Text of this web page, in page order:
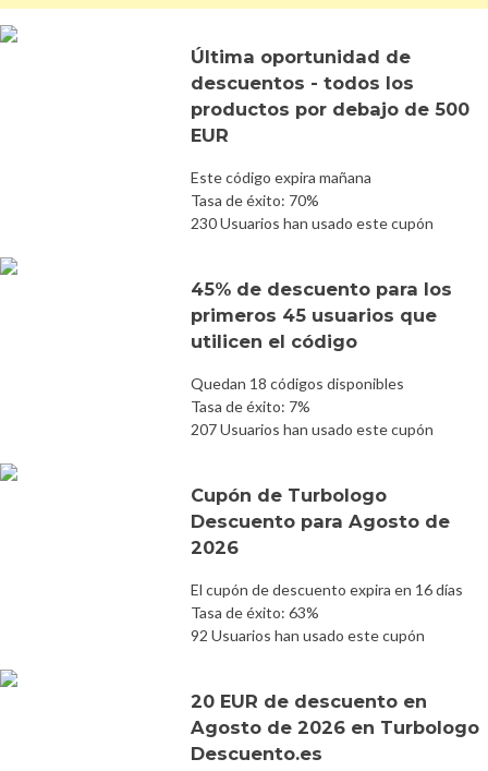
Última oportunidad de
descuentos - todos los
productos por debajo de 500
EUR
Este código expira mañana
Tasa de éxito: 70%
230 Usuarios han usado este cupón
45% de descuento para los
primeros 45 usuarios que
utilicen el código
Quedan 18 códigos disponibles
Tasa de éxito: 7%
207 Usuarios han usado este cupón
Cupón de Turbologo
Descuento para Agosto de
2026
El cupón de descuento expira en 16 días
Tasa de éxito: 63%
92 Usuarios han usado este cupón
20 EUR de descuento en
Agosto de 2026 en Turbologo
Descuento.es